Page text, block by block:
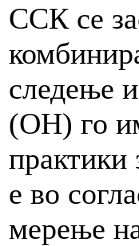
ССК се
следење
(ОН) го
практики
е во
мерење